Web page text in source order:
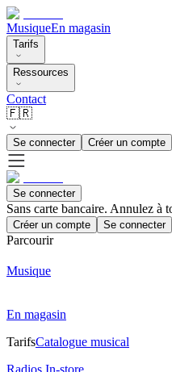
MusiqueEn magasin
Tarifs
Ressources
Contact
🇫🇷
Se connecter Créer un compte
Se connecter
Sans carte bancaire. Annulez à
Créer un compte Se connecter
Parcourir
Musique
En magasin
TarifsCatalogue musical
Radios In-store